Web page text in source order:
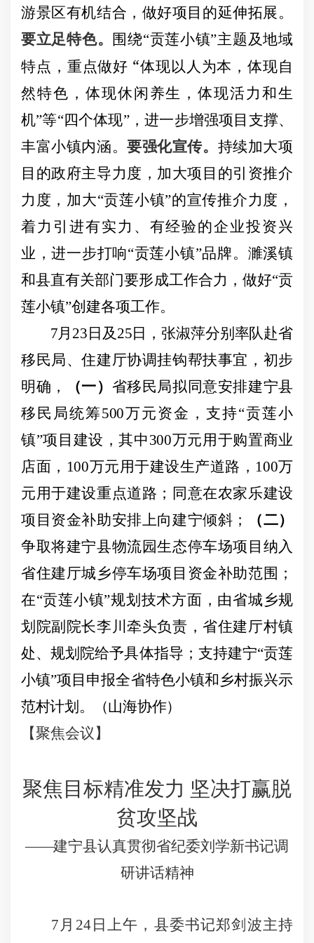
游景区有机结合，做好项目的延伸拓展。
要立足特色。
围绕“贡莲小镇”主题及地域
特点，重点做好 “体现以人为本，体现自
然特色，体现休闲养生，体现活力和生
机”等“四个体现”，进一步增强项目支撑、
丰富小镇内涵。要强化宣传。 持续加大项
目的政府主导力度，加大项目的引资推介
力度，加大“贡莲小镇”的宣传推介力度，
着力引进有实力、有经验的企业投资兴
业，进一步打响“贡莲小镇”品牌。濉溪镇
和县直有关部门要形成工作合力，做好“贡
莲小镇”创建各项工作。
7月 23 日 及 25日，张淑萍分别率队赴省
移民局、住建厅协调挂钩帮扶事宜，初步
明确，
（一） 省移民局拟同意安排建宁县
移民局统筹500万元资金，支持“贡莲小
镇”项目建设，其中300万元用于购置商业
店面， 100万元用于建设生产道路， 100万
元用于建设重点道路；同意在农家乐建设
项目资金补助安排上向建宁倾斜；
（二）
争取将建宁县物流园生态停车场项目纳入
省住建厅城乡停车场项目资金补助范围；
在“贡莲小镇”规划技术方面，由省城乡规
划院副院长李川牵头负责，省住建厅村镇
处、规划院给予具体指导；支持建宁“贡莲
小镇”项目申报全省特色小镇和乡村振兴示
范村计划。（山海协作）
【聚焦会议】
聚焦目标精准发力 坚决打赢脱
贫攻坚战
——建宁县认真贯彻省纪委刘学新书记调
研讲话精神
7 月 24日上午，县委书记郑剑波主持